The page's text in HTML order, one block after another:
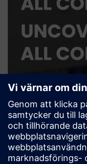
CUE - AI
CUE is an AI agent as
you interact with all
other data silos.